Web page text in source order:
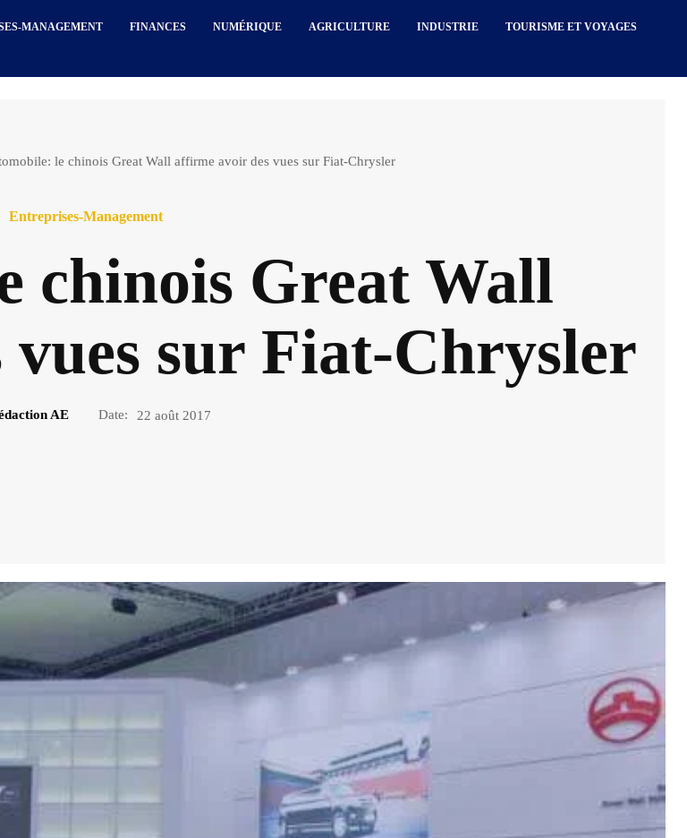
MANAGEMENT FINANCES NUMÉRIQUE AGRICULTURE INDUSTRIE TOURISME ET VOYAGES
le chinois Great Wall affirme avoir des vues sur Fiat-Chrysler
Entreprises-Management
chinois Great Wall
sur Fiat-Chrysler
AE Date: 22 août 2017